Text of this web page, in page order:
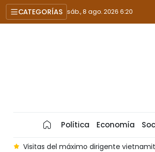
CATEGORÍAS sáb., 8 ago. 2026 6:20
Política Economía
Visitas del máximo dirigente